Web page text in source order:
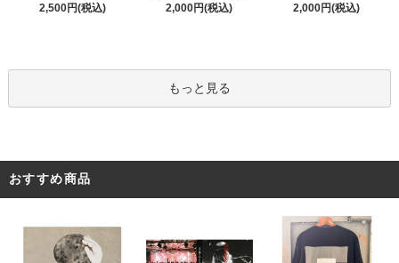
2,500円(税込)
2,000円(税込)
2,000円(税込)
もっと見る
おすすめ商品